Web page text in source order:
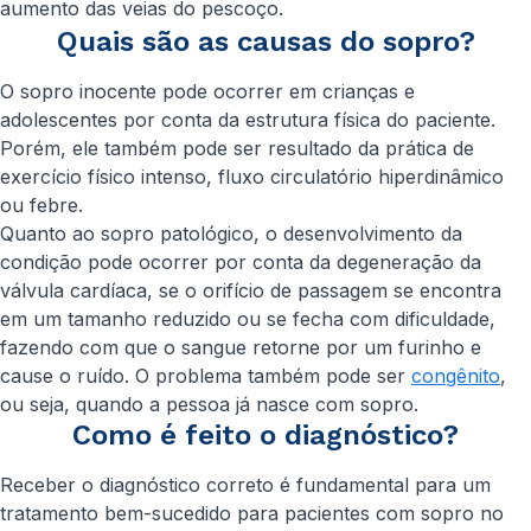
aumento das veias do pescoço.
Quais são as causas do sopro?
O sopro inocente pode ocorrer em crianças e
adolescentes por conta da estrutura física do paciente.
Porém, ele também pode ser resultado da prática de
exercício físico intenso, fluxo circulatório hiperdinâmico
ou febre.
Quanto ao sopro patológico, o desenvolvimento da
condição pode ocorrer por conta da degeneração da
válvula cardíaca, se o orifício de passagem se encontra
em um tamanho reduzido ou se fecha com dificuldade,
fazendo com que o sangue retorne por um furinho e
cause o ruído. O problema também pode ser congênito,
ou seja, quando a pessoa já nasce com sopro.
Como é feito o diagnóstico?
Receber o diagnóstico correto é fundamental para um
tratamento bem-sucedido para pacientes com sopro no